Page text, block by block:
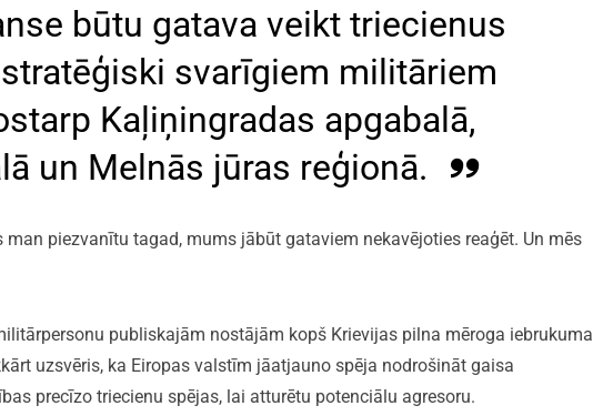
būtu gatava veikt triecienus
svarīgiem militāriem
Kaļiņingradas apgabalā,
un Melnās jūras reģionā.
man piezvanītu tagad, mums jābūt gataviem nekavējoties reaģēt. Un mēs
publiskajām nostājām kopš Krievijas pilna mēroga iebrukuma
uzsvēris, ka Eiropas valstīm jāatjauno spēja nodrošināt gaisa
precīzo triecienu spējas, lai atturētu potenciālu agresoru.